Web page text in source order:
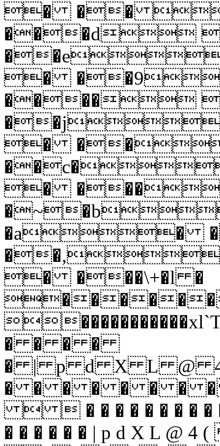
� ��
���d
�
����
�
�
�a�
� ���\+�l �
� � � �
� | p d X L
� � � � � � �
  � � � � � � � � �
� � � � � � | p d X L @ 4